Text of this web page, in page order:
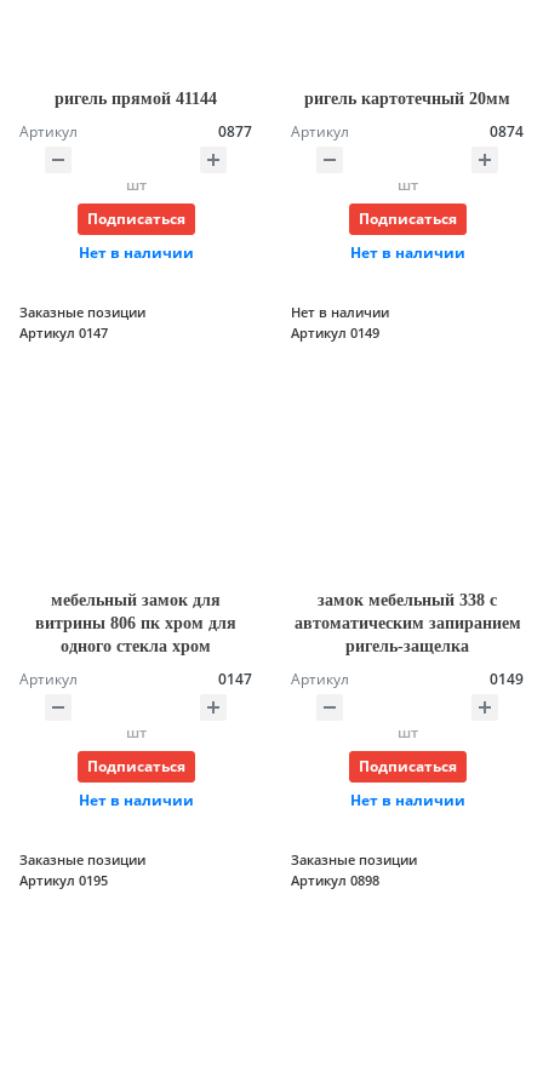
ригель прямой 41144
Артикул 0877
шт
Подписаться
Нет в наличии
ригель картотечный 20мм
Артикул 0874
шт
Подписаться
Нет в наличии
Заказные позиции
Артикул 0147
мебельный замок для
витрины 806 пк хром для
одного стекла хром
Артикул 0147
шт
Подписаться
Нет в наличии
Нет в наличии
Артикул 0149
замок мебельный 338 с
автоматическим запиранием
ригель-защелка
Артикул 0149
шт
Подписаться
Нет в наличии
Заказные позиции
Артикул 0195
Заказные позиции
Артикул 0898